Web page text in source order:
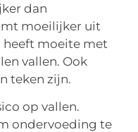
dan
moeilijker uit
heeft moeite met
vallen. Ook
teken zijn.
op vallen.
ondervoeding te